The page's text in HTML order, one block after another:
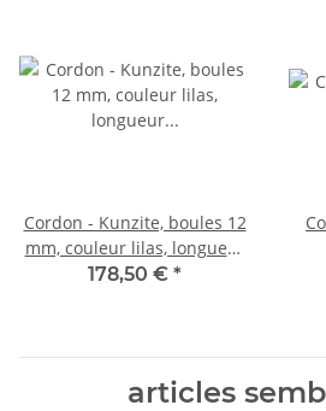
Cordon - Kunzite, boules 12
mm, couleur lilas, longueur
40 cm /1356
178,50 € *
articles